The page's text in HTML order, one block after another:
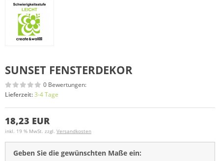
SUNSET FENSTERDEKOR
0 Bewertungen:
Lieferzeit:3-4 Tage
18,23 EUR
inkl. 19 % MwSt. zzgl. Versandkosten
Geben Sie die gewünschten Maße ein: